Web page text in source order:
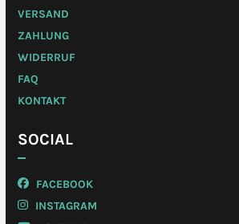
VERSAND
ZAHLUNG
WIDERRUF
FAQ
KONTAKT
SOCIAL
FACEBOOK
INSTAGRAM